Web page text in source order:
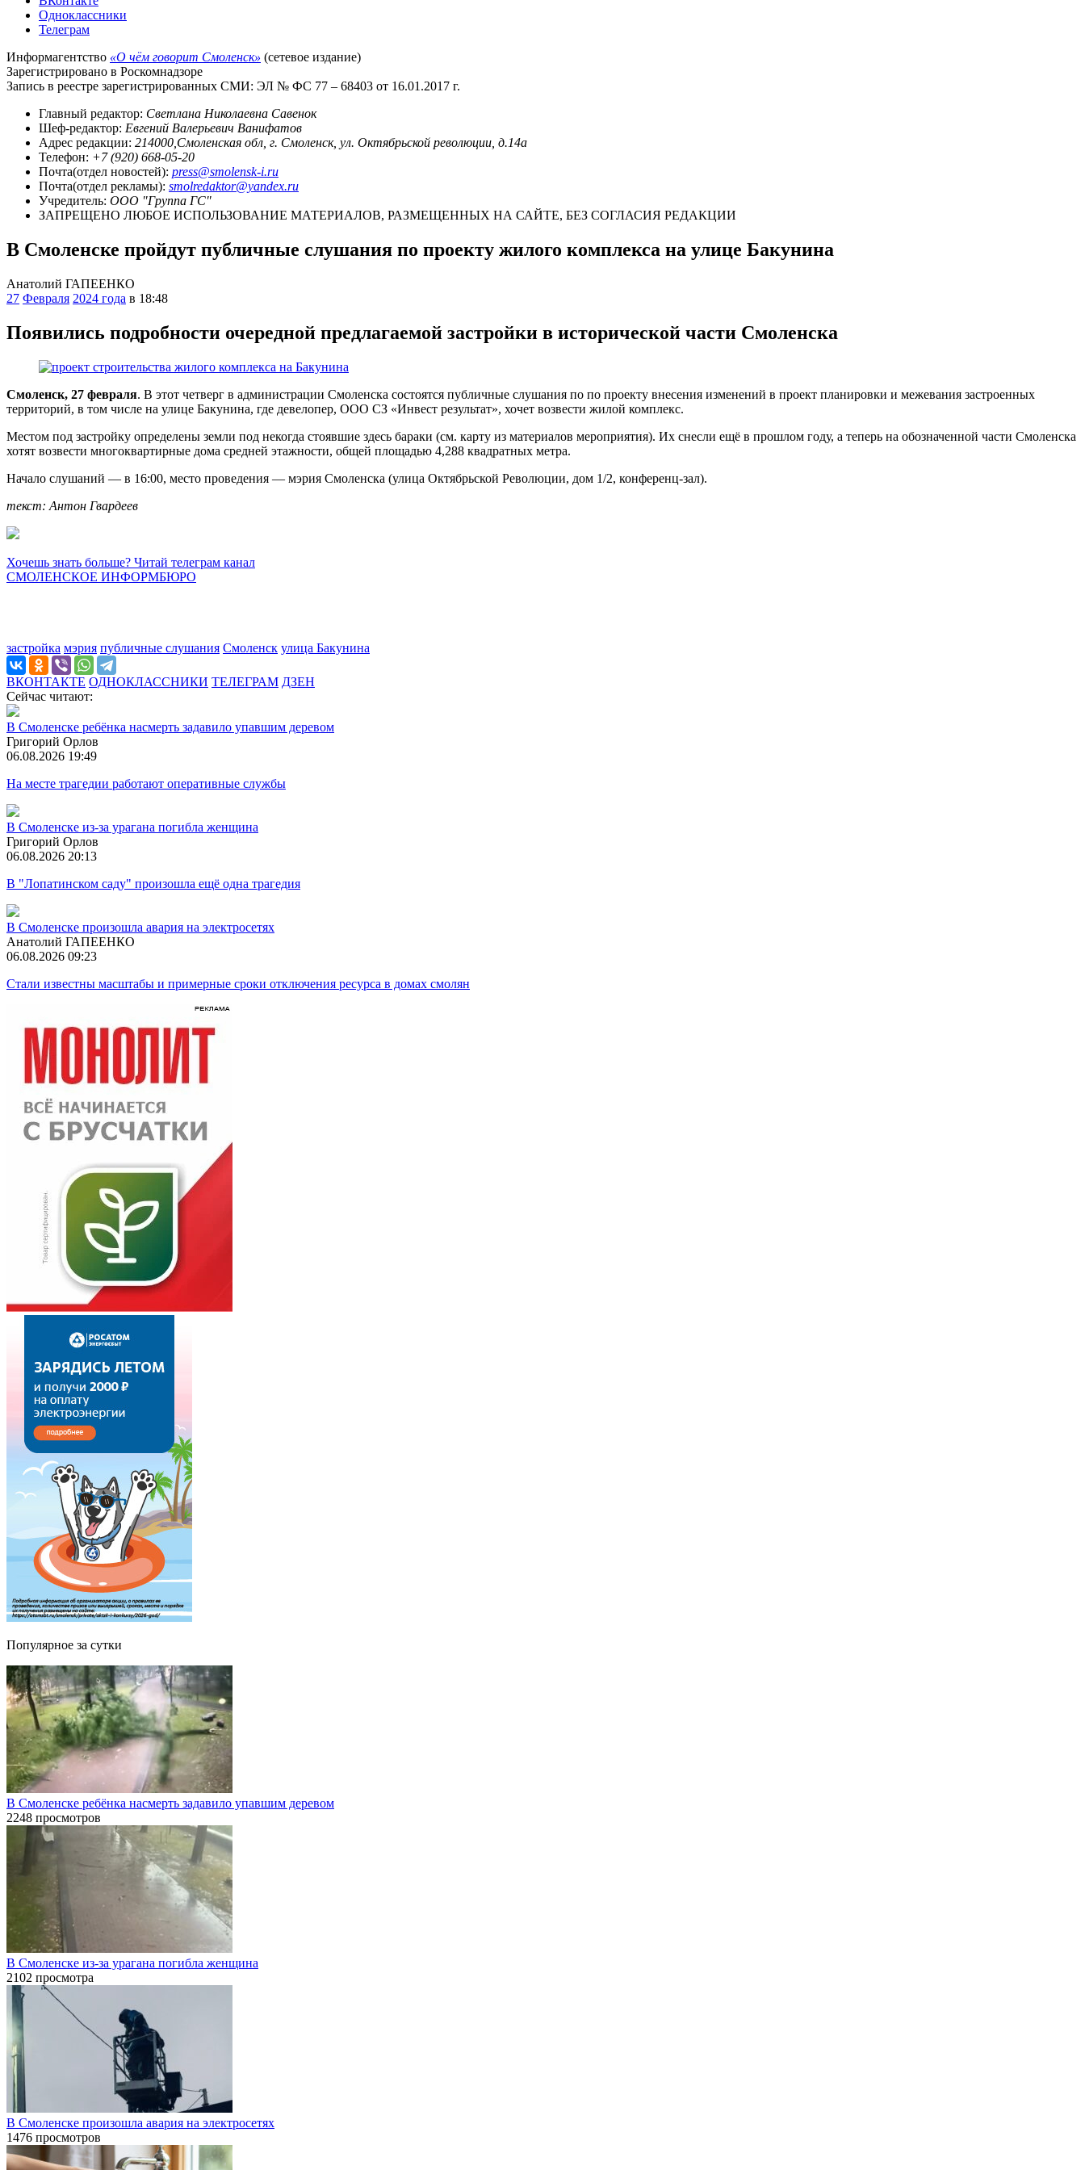
Одноклассники
Телеграм
Информагентство «О чём говорит Смоленск» (сетевое издание)
Зарегистрировано в Роскомнадзоре
Запись в реестре зарегистрированных СМИ: ЭЛ № ФС 77 – 68403 от 16.01.2017 г.
Главный редактор: Светлана Николаевна Савенок
Шеф-редактор: Евгений Валерьевич Ванифатов
Адрес редакции: 214000,Смоленская обл, г. Смоленск, ул. Октябрьской революции, д.14а
Телефон: +7 (920) 668-05-20
Почта(отдел новостей): press@smolensk-i.ru
Почта(отдел рекламы): smolredaktor@yandex.ru
Учредитель: ООО "Группа ГС"
ЗАПРЕЩЕНО ЛЮБОЕ ИСПОЛЬЗОВАНИЕ МАТЕРИАЛОВ, РАЗМЕЩЕННЫХ НА САЙТЕ, БЕЗ СОГЛАСИЯ РЕДАКЦИИ
В Смоленске пройдут публичные слушания по проекту жилого комплекса на улице Бакунина
Анатолий ГАПЕЕНКО
27 Февраля 2024 года в 18:48
Появились подробности очередной предлагаемой застройки в исторической части Смоленска
Смоленск, 27 февраля. В этот четверг в администрации Смоленска состоятся публичные слушания по по проекту внесения изменений в проект планировки и межевания застроенных
территорий, в том числе на улице Бакунина, где девелопер, ООО СЗ «Инвест результат», хочет возвести жилой комплекс.
Местом под застройку определены земли под некогда стоявшие здесь бараки (см. карту из материалов мероприятия). Их снесли ещё в прошлом году, а теперь на обозначенной части Смоленска
хотят возвести многоквартирные дома средней этажности, общей площадью 4,288 квадратных метра.
Начало слушаний — в 16:00, место проведения — мэрия Смоленска (улица Октябрьской Революции, дом 1/2, конференц-зал).
текст: Антон Гвардеев
Хочешь знать больше? Читай телеграм канал
СМОЛЕНСКОЕ ИНФОРМБЮРО
застройка мэрия публичные слушания Смоленск улица Бакунина
ВКОНТАКТЕ ОДНОКЛАССНИКИ ТЕЛЕГРАМ ДЗЕН
Сейчас читают:
В Смоленске ребёнка насмерть задавило упавшим деревом
Григорий Орлов
06.08.2026 19:49
На месте трагедии работают оперативные службы
В Смоленске из-за урагана погибла женщина
Григорий Орлов
06.08.2026 20:13
В "Лопатинском саду" произошла ещё одна трагедия
В Смоленске произошла авария на электросетях
Анатолий ГАПЕЕНКО
06.08.2026 09:23
Стали известны масштабы и примерные сроки отключения ресурса в домах смолян
Популярное за сутки
В Смоленске ребёнка насмерть задавило упавшим деревом
2248 просмотров
В Смоленске из-за урагана погибла женщина
2102 просмотра
В Смоленске произошла авария на электросетях
1476 просмотров